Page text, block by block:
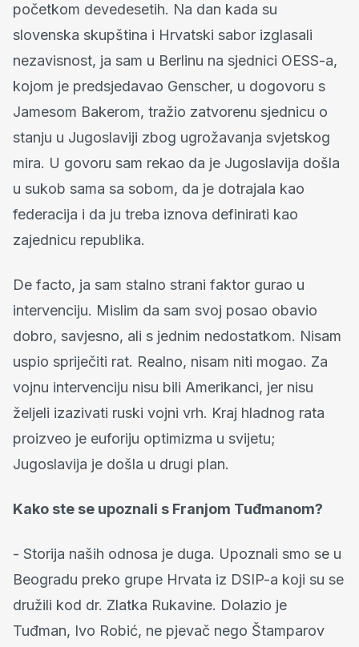
početkom devedesetih. Na dan kada su
slovenska skupština i Hrvatski sabor izglasali
nezavisnost, ja sam u Berlinu na sjednici OESS-a,
kojom je predsjedavao Genscher, u dogovoru s
Jamesom Bakerom, tražio zatvorenu sjednicu o
stanju u Jugoslaviji zbog ugrožavanja svjetskog
mira. U govoru sam rekao da je Jugoslavija došla
u sukob sama sa sobom, da je dotrajala kao
federacija i da ju treba iznova definirati kao
zajednicu republika.
De facto, ja sam stalno strani faktor gurao u
intervenciju. Mislim da sam svoj posao obavio
dobro, savjesno, ali s jednim nedostatkom. Nisam
uspio spriječiti rat. Realno, nisam niti mogao. Za
vojnu intervenciju nisu bili Amerikanci, jer nisu
željeli izazivati ruski vojni vrh. Kraj hladnog rata
proizveo je euforiju optimizma u svijetu;
Jugoslavija je došla u drugi plan.
Kako ste se upoznali s Franjom Tuđmanom?
- Storija naših odnosa je duga. Upoznali smo se u
Beogradu preko grupe Hrvata iz DSIP-a koji su se
družili kod dr. Zlatka Rukavine. Dolazio je
Tuđman, Ivo Robić, ne pjevač nego Štamparov